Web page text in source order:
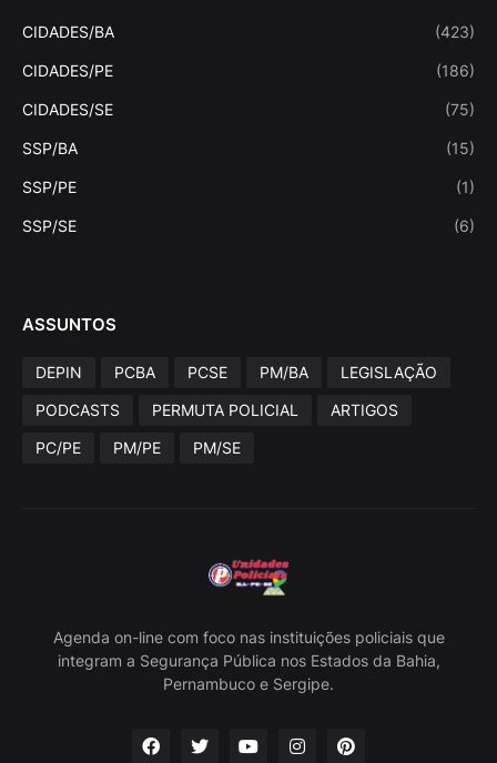
CIDADES/BA (423)
CIDADES/PE (186)
CIDADES/SE (75)
SSP/BA (15)
SSP/PE (1)
SSP/SE (6)
ASSUNTOS
DEPIN PCBA PCSE PM/BA
LEGISLAÇÃO
PODCASTS
PERMUTA POLICIAL
ARTIGOS
PC/PE
PM/PE PM/SE
Agenda on-line com foco nas instituições policiais que
integram a Segurança Pública nos Estados da Bahia,
Pernambuco e Sergipe.